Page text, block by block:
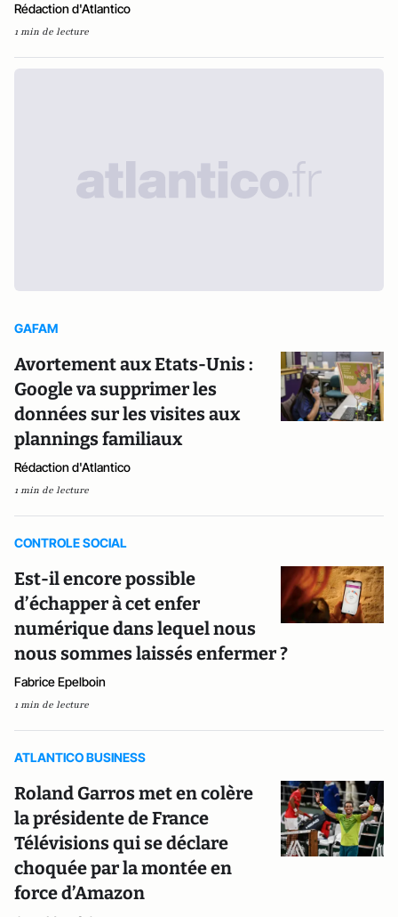
Rédaction d'Atlantico
1 min de lecture
GAFAM
Avortement aux Etats-Unis :
Google va supprimer les
données sur les visites aux
plannings familiaux
Rédaction d'Atlantico
1 min de lecture
CONTROLE SOCIAL
Est-il encore possible
d’échapper à cet enfer
numérique dans lequel nous
nous sommes laissés enfermer ?
Fabrice Epelboin
1 min de lecture
ATLANTICO BUSINESS
Roland Garros met en colère
la présidente de France
Télévisions qui se déclare
choquée par la montée en
force d’Amazon